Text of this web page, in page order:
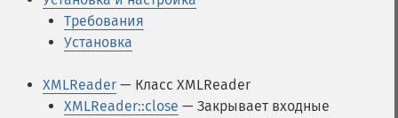
Требования
Установка
XMLReader — Класс XMLReader
XMLReader::close — Закрывает входные